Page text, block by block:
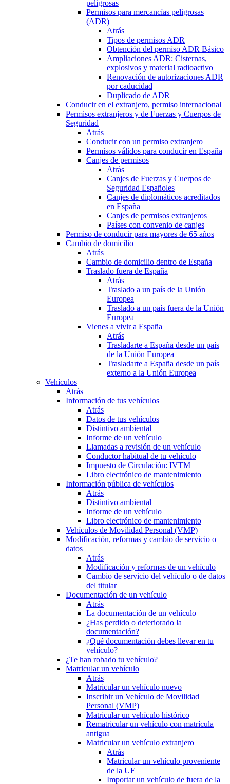
peligrosas
Permisos para mercancías peligrosas
(ADR)
Atrás
Tipos de permisos ADR
Obtención del permiso ADR Básico
Ampliaciones ADR: Cisternas,
explosivos y material radioactivo
Renovación de autorizaciones ADR
por caducidad
Duplicado de ADR
Conducir en el extranjero, permiso internacional
Permisos extranjeros y de Fuerzas y Cuerpos de
Seguridad
Atrás
Conducir con un permiso extranjero
Permisos válidos para conducir en España
Canjes de permisos
Atrás
Canjes de Fuerzas y Cuerpos de
Seguridad Españoles
Canjes de diplomáticos acreditados
en España
Canjes de permisos extranjeros
Países con convenio de canjes
Permiso de conducir para mayores de 65 años
Cambio de domicilio
Atrás
Cambio de domicilio dentro de España
Traslado fuera de España
Atrás
Traslado a un país de la Unión
Europea
Traslado a un país fuera de la Unión
Europea
Vienes a vivir a España
Atrás
Trasladarte a España desde un país
de la Unión Europea
Trasladarte a España desde un país
externo a la Unión Europea
Vehículos
Atrás
Información de tus vehículos
Atrás
Datos de tus vehículos
Distintivo ambiental
Informe de un vehículo
Llamadas a revisión de un vehículo
Conductor habitual de tu vehículo
Impuesto de Circulación: IVTM
Libro electrónico de mantenimiento
Información pública de vehículos
Atrás
Distintivo ambiental
Informe de un vehículo
Libro electrónico de mantenimiento
Vehículos de Movilidad Personal (VMP)
Modificación, reformas y cambio de servicio o
datos
Atrás
Modificación y reformas de un vehículo
Cambio de servicio del vehículo o de datos
del titular
Documentación de un vehículo
Atrás
La documentación de un vehículo
¿Has perdido o deteriorado la
documentación?
¿Qué documentación debes llevar en tu
vehículo?
¿Te han robado tu vehículo?
Matricular un vehículo
Atrás
Matricular un vehículo nuevo
Inscribir un Vehículo de Movilidad
Personal (VMP)
Matricular un vehículo histórico
Rematricular un vehículo con matrícula
antigua
Matricular un vehículo extranjero
Atrás
Matricular un vehículo proveniente
de la UE
Importar un vehículo de fuera de la